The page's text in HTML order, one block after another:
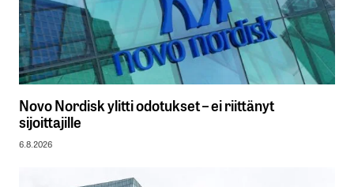
Novo Nordisk ylitti odotukset – ei riittänyt
sijoittajille
6.8.2026